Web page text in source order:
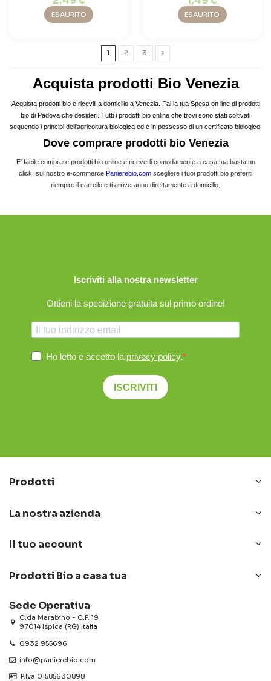
ESAURITO ESAURITO
1 2 3
Acquista prodotti Bio Venezia
Acquista prodotti bio e ricevili a domicilio a Venezia. Fai la tua Spesa on line di prodotti
bio di Padova che desideri. Tutti i prodotti bio online che trovi sono stati coltivati
seguendo i principi dell'agricoltura biologica ed è in possesso di un certificato biologico.
Dove comprare prodotti bio Venezia
E' facile comprare prodotti bio online e riceverli comodamente a casa tua basta un
click sul nostro e-commerce Panierebio.com scegliere i tuoi prodotti bio preferiti
riempire il carrello e ti arriveranno direttamente a domicilio.
Iscriviti alla nostra newsletter
Ottieni la spedizione gratuita sul primo ordine!
Ho letto e accetto la privacy policy.
ISCRIVITI
Prodotti
La nostra azienda
Il tuo account
Prodotti Bio a casa tua
Sede Operativa
C.da Marabino - C.P. 19
97014 Ispica (RG) Italia
0932 955696
info@panierebio.com
‎‎‎‎‎ P.Iva 01585630898